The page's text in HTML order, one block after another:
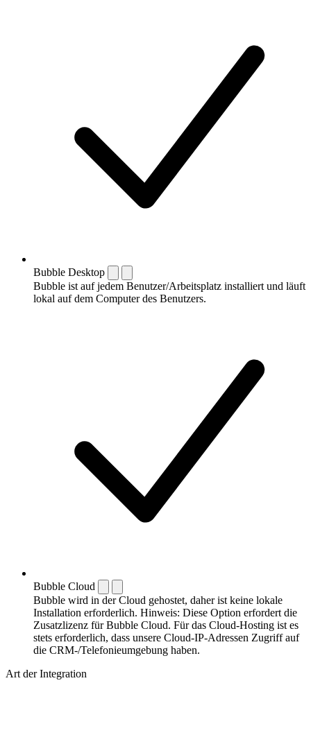
Bubble Desktop
Bubble ist auf jedem Benutzer/Arbeitsplatz installiert und läuft
lokal auf dem Computer des Benutzers.
Bubble Cloud
Bubble wird in der Cloud gehostet, daher ist keine lokale
Installation erforderlich. Hinweis: Diese Option erfordert die
Zusatzlizenz für Bubble Cloud. Für das Cloud-Hosting ist es
stets erforderlich, dass unsere Cloud-IP-Adressen Zugriff auf
die CRM-/Telefonieumgebung haben.
Art der Integration